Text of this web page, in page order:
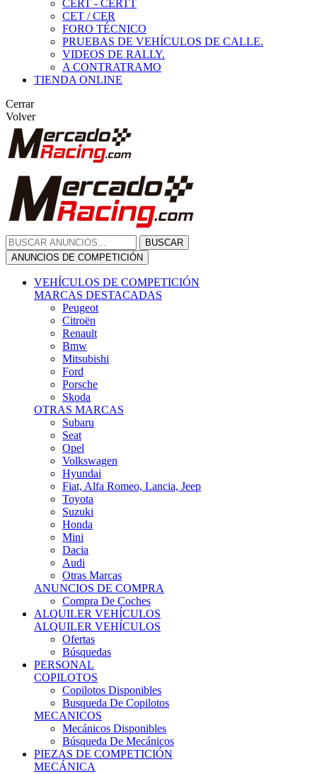
CERT - CERTT
CET / CER
FORO TÉCNICO
PRUEBAS DE VEHÍCULOS DE CALLE.
VIDEOS DE RALLY.
A CONTRATRAMO
TIENDA ONLINE
Cerrar
Volver
BUSCAR
ANUNCIOS DE COMPETICIÓN
VEHÍCULOS DE COMPETICIÓN
MARCAS DESTACADAS
Peugeot
Citroën
Renault
Bmw
Mitsubishi
Ford
Porsche
Skoda
OTRAS MARCAS
Subaru
Seat
Opel
Volkswagen
Hyundai
Fiat, Alfa Romeo, Lancia, Jeep
Toyota
Suzuki
Honda
Mini
Dacia
Audi
Otras Marcas
ANUNCIOS DE COMPRA
Compra De Coches
ALQUILER VEHÍCULOS
ALQUILER VEHÍCULOS
Ofertas
Búsquedas
PERSONAL
COPILOTOS
Copilotos Disponibles
Busqueda De Copilotos
MECANICOS
Mecánicos Disponibles
Búsqueda De Mecánicos
PIEZAS DE COMPETICIÓN
MECÁNICA